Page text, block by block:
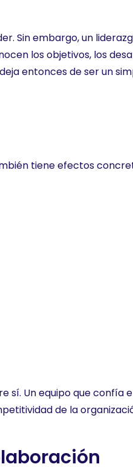
Sin embargo, un
los objetivos, los
entonces de ser un
tiene efectos
sí. Un equipo que confía
de la